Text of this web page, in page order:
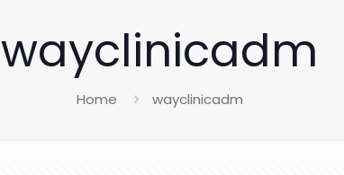
wayclinicadm
Home wayclinicadm